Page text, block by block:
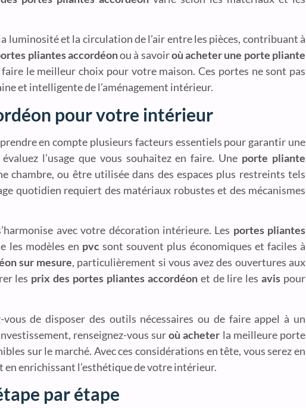
luminosité et la circulation de l’air entre les pièces, contribuant à
pliantes accordéonou à savoiroù acheter une porte pliante
le meilleur choix pour votre maison. Ces portes ne sont pas
et intelligente de l’aménagement intérieur.
pour votre intérieur
en compte plusieurs facteurs essentiels pour garantir une
l’usage que vous souhaitez en faire. Une porte pliante
chambre, ou être utilisée dans des espaces plus restreints tels
quotidien requiert des matériaux robustes et des mécanismes
avec votre décoration intérieure. Les portes pliantes
les modèles en pvc sont souvent plus économiques et faciles à
sur mesure, particulièrement si vous avez des ouvertures aux
les prix des portes pliantes accordéonet de lire lesavis pour
de disposer des outils nécessaires ou de faire appel à un
renseignez-vous suroù acheter la meilleure porte
sur le marché. Avec ces considérations en tête, vous serez en
enrichissant l’esthétique de votre intérieur.
par étape